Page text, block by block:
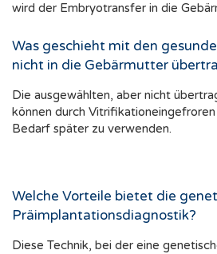
wird der Embryotransfer in die
Was geschieht mit den
nicht in die Gebärmutter
Die ausgewählten, aber nicht
können durch
Bedarf später zu verwenden.
Welche Vorteile bietet die
Präimplantationsdiagnostik?
Diese Technik, bei der eine